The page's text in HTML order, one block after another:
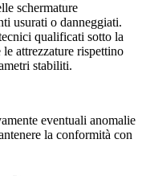
schermature
usurati o danneggiati.
qualificati sotto la
attrezzature rispettino
stabiliti.
eventuali anomalie
la conformità con